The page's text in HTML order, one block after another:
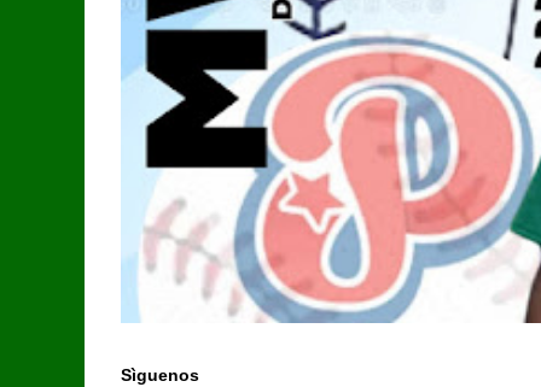
Sìguenos